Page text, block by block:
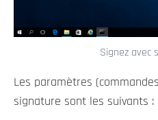
Signez avec
Les paramètres
signature sont les suivants :